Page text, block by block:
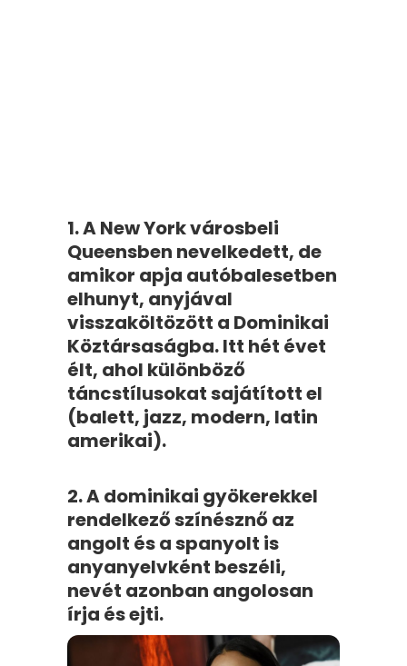
1. A New York városbeli
Queensben nevelkedett, de
amikor apja autóbalesetben
elhunyt, anyjával
visszaköltözött a Dominikai
Köztársaságba. Itt hét évet
élt, ahol különböző
táncstílusokat sajátított el
(balett, jazz, modern, latin
amerikai).
2. A dominikai gyökerekkel
rendelkező színésznő az
angolt és a spanyolt is
anyanyelvként beszéli,
nevét azonban angolosan
írja és ejti.